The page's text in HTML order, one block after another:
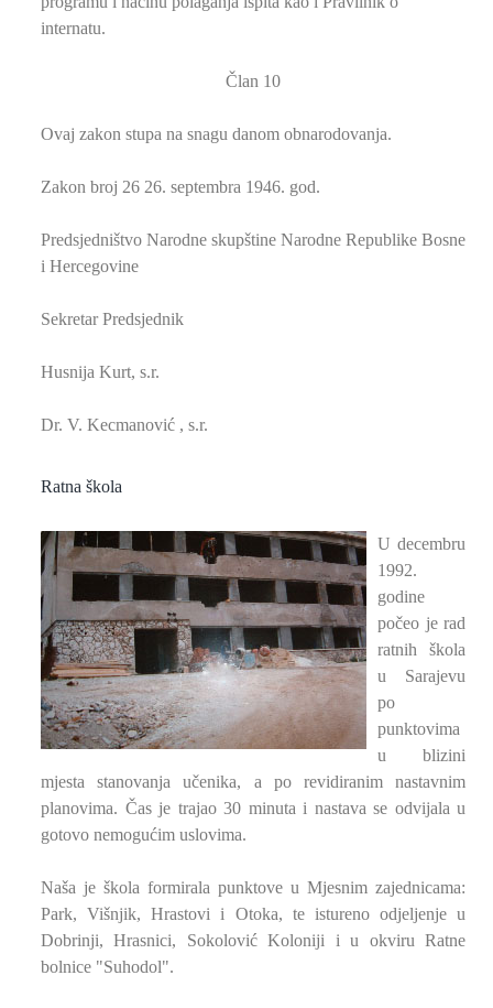
internatu.
Član 10
Ovaj zakon stupa na snagu danom obnarodovanja.
Zakon broj 26 26. septembra 1946. god.
Predsjedništvo Narodne skupštine Narodne Republike Bosne
i Hercegovine
Sekretar Predsjednik
Husnija Kurt, s.r.
Dr. V. Kecmanović , s.r.
Ratna škola
U decembru
1992.
godine
počeo je rad
ratnih škola
u Sarajevu
po
punktovima
u blizini
mjesta stanovanja učenika, a po revidiranim nastavnim
planovima. Čas je trajao 30 minuta i nastava se odvijala u
gotovo nemogućim uslovima.
Naša je škola formirala punktove u Mjesnim zajednicama:
Park, Višnjik, Hrastovi i Otoka, te istureno odjeljenje u
Dobrinji, Hrasnici, Sokolović Koloniji i u okviru Ratne
bolnice "Suhodol".